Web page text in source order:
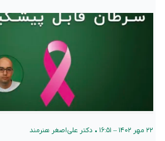
۲۲ مهر ۱۴۰۲ – ۱۶:۵۱ • دکتر علی‌اصغر هنرمند